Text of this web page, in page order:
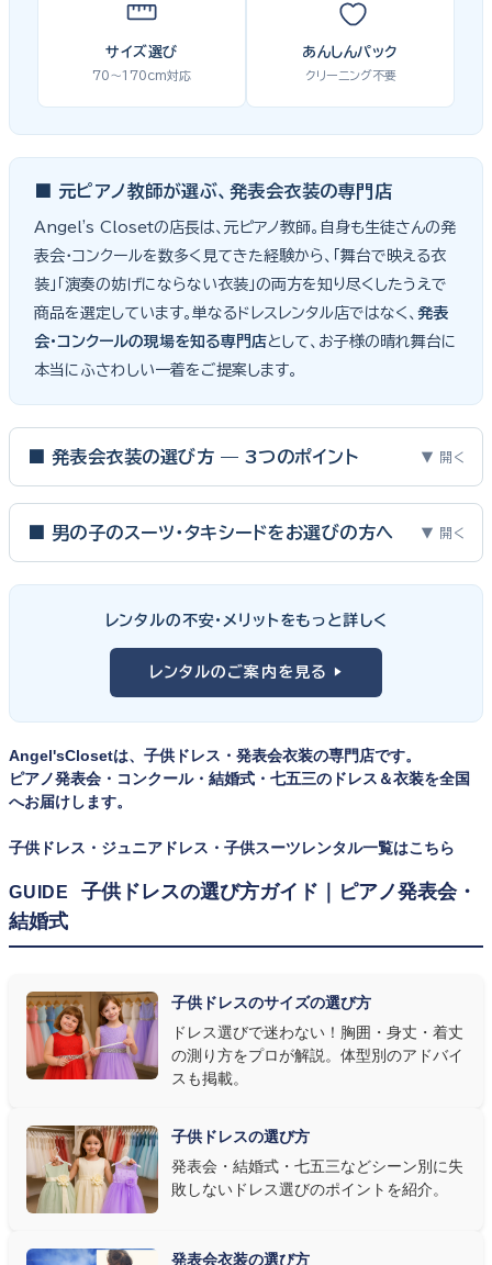
サイズ選び
70〜170cm対応
あんしんパック
クリーニング不要
■ 元ピアノ教師が選ぶ、発表会衣装の専門店
Angel's Closetの店長は、元ピアノ教師。自身も生徒さんの発
表会・コンクールを数多く見てきた経験から、「舞台で映える衣
装」「演奏の妨げにならない衣装」の両方を知り尽くしたうえで
商品を選定しています。単なるドレスレンタル店ではなく、 発表
会・コンクールの現場を知る専門店として、お子様の晴れ舞台に
本当にふさわしい一着をご提案します。
■ 発表会衣装の選び方 — 3つのポイント ▼ 開く
ピアノ発表会・バイオリン発表会・コンクールの舞台は、お子様にと
って特別な一日。元ピアノ教師としての経験から、衣装選びで大切
① サイズは"ジャストフィット"を選ぶ
舞台上で最も美しく見えるのは、お子様の体にきちんと合ったサ
イズのドレス・スーツです。「大きめを買って長く着せたい」という
何よりお子様を輝かせます。レンタルなら、その時のジャストサイ
ズを遠慮なく選べるのが最大のメリット。胸囲・身丈の正しい測り
② 舞台で映える色・楽器に合うデザインを選ぶ
発表会の舞台は照明が強く、客席からは意外と色味が飛んで見え
ます。ネイビー・ブラック・深みのあるジュエルカラーはホールの照
す。またピアノ演奏なら落ち着いたシックなトーン、バイオリンやソ
ロ演奏なら華やかで視線を集めるデザイン、合唱やアンサンブル
なら衣装同士が調和するクラシカルな色合い、と演目に合わせた
③ 演奏の動きを妨げない設計か確認する
発表会ドレス選びで見落とされがちなのが"動きやすさ"です。ピ
アノならペダル操作を妨げない丈感、バイオリンなら弓を動かす
右腕のゆとり、管楽器なら胸元の締め付けがないこと——演奏の
■ 男の子のスーツ・タキシードをお選びの方へ ▼ 開く
向け、スリーピーススーツやベストスタイルは合唱・アンサンブル向
けと、シーンで使い分けるのがおすすめです。詳しくは
ツ・タキシード一覧
レンタルの不安・メリットをもっと詳しく
レンタルのご案内を見る ▶
Angel'sClosetは、子供ドレス・発表会衣装の専門店です。
ピアノ発表会・コンクール・結婚式・七五三のドレス＆衣装を全国
へお届けします。
子供ドレス・ジュニアドレス・子供スーツレンタル一覧はこちら
GUIDE
子供ドレスの選び方ガイド｜ピアノ発表会・
結婚式
子供ドレスのサイズの選び方
ドレス選びで迷わない！胸囲・身丈・着丈
の測り方をプロが解説。体型別のアドバイ
スも掲載。
子供ドレスの選び方
発表会・結婚式・七五三などシーン別に失
敗しないドレス選びのポイントを紹介。
発表会衣装の選び方